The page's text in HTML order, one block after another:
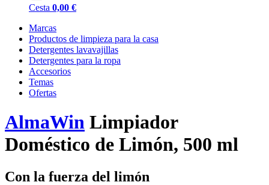
Cesta 0,00 €
Marcas
Productos de limpieza para la casa
Detergentes lavavajillas
Detergentes para la ropa
Accesorios
Temas
Ofertas
AlmaWin Limpiador
Doméstico de Limón, 500 ml
Con la fuerza del limón